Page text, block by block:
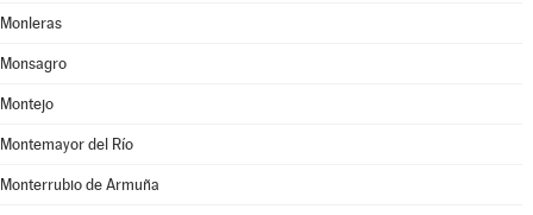
Monleras
Monsagro
Montejo
Montemayor del Río
Monterrubio de Armuña